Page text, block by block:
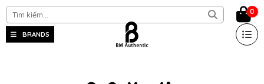
BRANDS
0